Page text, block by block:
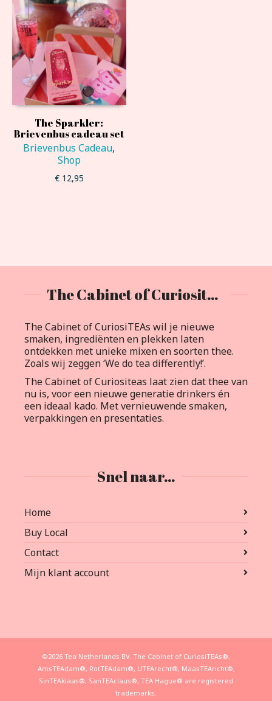
The Sparkler:
Brievenbus cadeau set
Brievenbus Cadeau,
Shop
€12,95
The Cabinet of Curiositeas
The Cabinet of CuriosiTEAs wil je nieuwe
smaken, ingrediënten en plekken laten
ontdekken met unieke mixen en soorten thee.
Zoals wij zeggen ‘We do tea differently!’.
The Cabinet of Curiositeas laat zien dat thee van
nu is, voor een nieuwe generatie drinkers én
een ideaal kado. Met vernieuwende smaken,
verpakkingen en presentaties.
Snel naar…
Home
Buy Local
Contact
Mijn klant account
©2026 Tea Netherlands BV. The Cabinet of CuriosiTEAs®,
AmsTEAdam®, RotTEAdam®, UTEArecht®, MaasTEAricht®,
SinTEAklaas®, SanTEAclaus®, TEA Hague® are registered
trademarks.